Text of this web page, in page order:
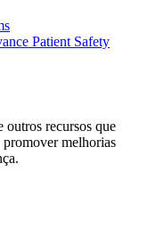
Patient Safety
outros recursos que
promover melhorias